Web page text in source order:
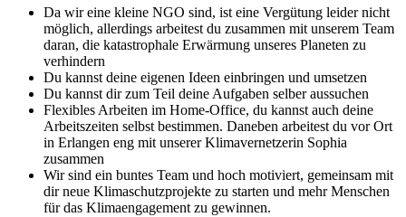
Da wir eine kleine NGO sind, ist eine Vergütung leider nicht
möglich, allerdings arbeitest du zusammen mit unserem Team
daran, die katastrophale Erwärmung unseres Planeten zu
verhindern
Du kannst deine eigenen Ideen einbringen und umsetzen
Du kannst dir zum Teil deine Aufgaben selber aussuchen
Flexibles Arbeiten im Home-Office, du kannst auch deine
Arbeitszeiten selbst bestimmen. Daneben arbeitest du vor Ort
in Erlangen eng mit unserer Klimavernetzerin Sophia
zusammen
Wir sind ein buntes Team und hoch motiviert, gemeinsam mit
dir neue Klimaschutzprojekte zu starten und mehr Menschen
für das Klimaengagement zu gewinnen.